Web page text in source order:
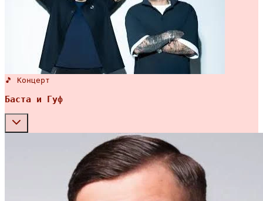
🎵 Концерт
Баста и Гуф